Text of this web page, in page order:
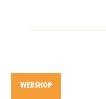
WEBSHOP